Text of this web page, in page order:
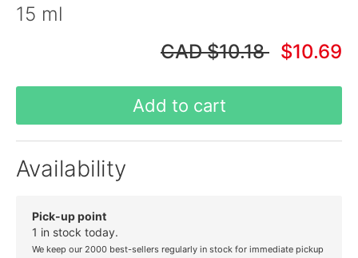
15 ml
CAD$10.18 $10.69
Add to cart
Availability
Pick-up point
1 in stock today.
We keep our 2000 best-sellers regularly in stock for immediate pickup